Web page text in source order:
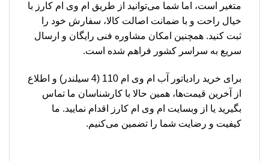
متغیر است، اما شما می‌توانید از طریق ام وی ام کارز با
خیال راحت و با ضمانت اصالت کالا، سفارش خود را
ثبت کنید. همچنین امکان مشاوره فنی رایگان و ارسال
سریع به سراسر کشور فراهم شده است.
برای خرید رادیاتور آب ام وی ام 110 (4 سیلندر) و اطلاع
از آخرین قیمت‌ها، همین حالا با کارشناسان ما تماس
بگیرید یا از وبسایت ام وی ام کارز اقدام نمایید. ما
کیفیت و رضایت شما را تضمین می‌کنیم.